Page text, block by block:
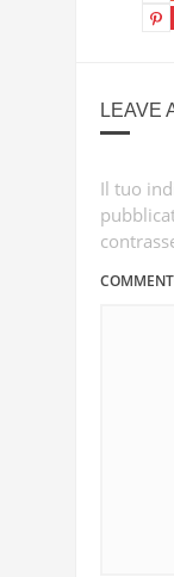
LEAVE
Il tuo